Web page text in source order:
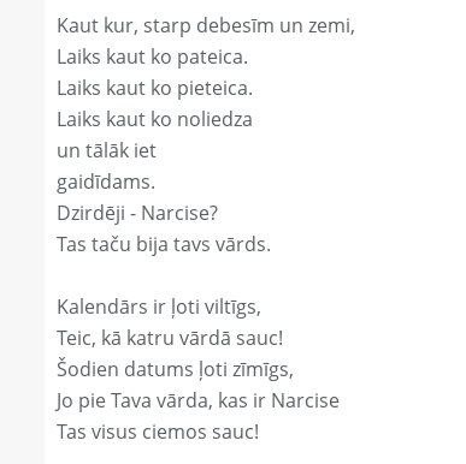
Kaut kur, starp debesīm un zemi,
Laiks kaut ko pateica.
Laiks kaut ko pieteica.
Laiks kaut ko noliedza
un tālāk iet
gaidīdams.
Dzirdēji - Narcise?
Tas taču bija tavs vārds.
Kalendārs ir ļoti viltīgs,
Teic, kā katru vārdā sauc!
Šodien datums ļoti zīmīgs,
Jo pie Tava vārda, kas ir Narcise
Tas visus ciemos sauc!